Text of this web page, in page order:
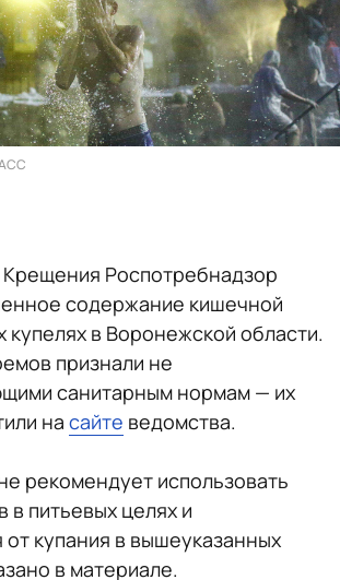
Роспотребнадзор
содержание кишечной
купелях в Воронежской области.
признали не
санитарным нормам — их
на сайте ведомства.
рекомендует использовать
в питьевых целях и
купания в вышеуказанных
в материале.